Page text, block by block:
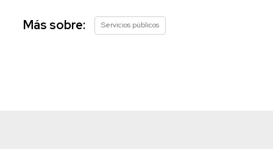
Más sobre: Servicios públicos